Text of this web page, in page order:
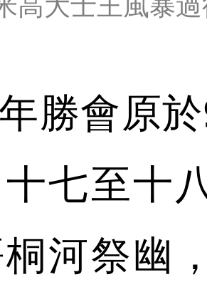
高大士王風暴
勝會原
七至十
河祭幽